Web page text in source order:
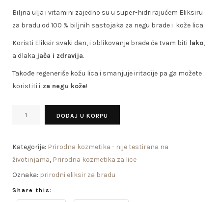
Biljna ulja i vitamini zajedno su u super-hidrirajućem Eliksiru
za bradu od 100 % biljnih sastojaka za negu brade i kože lica.
Koristi Eliksir svaki dan, i oblikovanje brade će tvam biti lako,
a dlaka jača i zdravija.
Takođe regeneriše kožu lica i smanjuje iritacije pa ga možete
koristiti i za negu kože!
za
bradu
-
ml
DODAJ U KORPU
Kategorije: Prirodna kozmetika - nije testirana na
životinjama, Prirodna kozmetika za lice
Oznaka: prirodni eliksir za bradu
Share this: